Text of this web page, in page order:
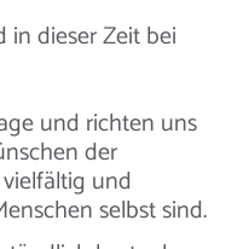
in dieser Zeit bei
und richten uns
der
und
selbst sind.